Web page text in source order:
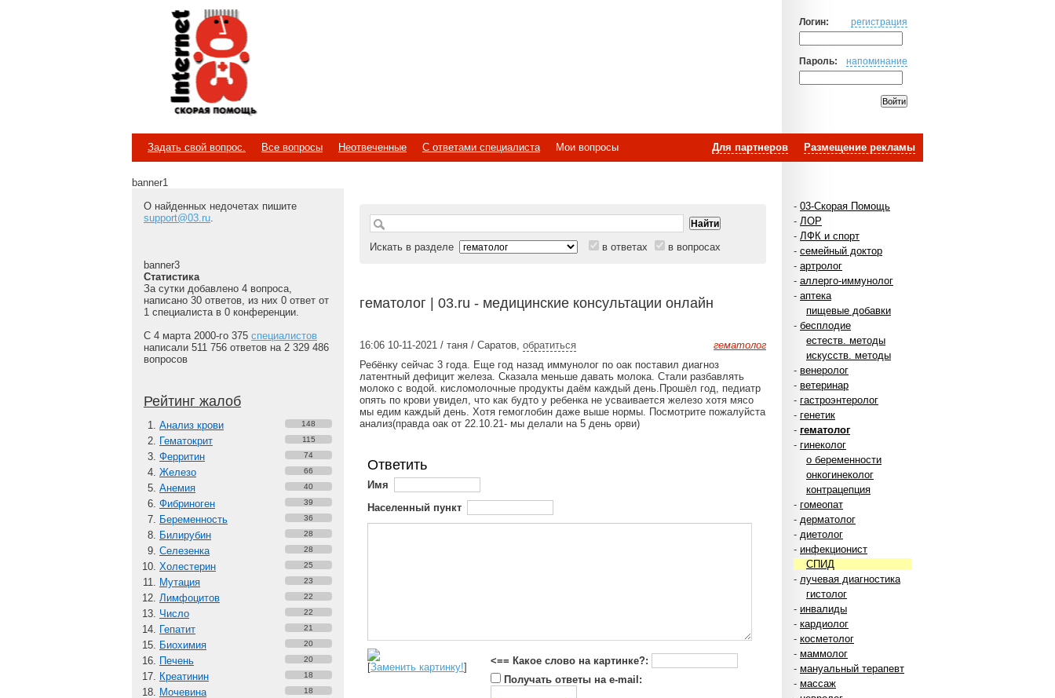
Логин: регистрация
Пароль: напоминание
Internet
Скорая помощь
Размещение рекламы
Для партнеров
Задать свой вопрос. Все вопросы Неотвеченные С ответами специалиста Мои вопросы
banner1
- 03-Скорая Помощь
- ЛОР
- ЛФК и спорт
- семейный доктор
- артролог
- аллерго-иммунолог
- аптека
пищевые добавки
- бесплодие
естеств. методы
искусств. методы
- венеролог
- ветеринар
- гастроэнтеролог
- генетик
- гематолог
- гинеколог
о беременности
онкогинеколог
контрацепция
- гомеопат
- дерматолог
- диетолог
- инфекционист
СПИД
- лучевая диагностика
гистолог
- инвалиды
- кардиолог
- косметолог
- маммолог
- мануальный терапевт
- массаж
О найденных недочетах пишите
support@03.ru.
banner3
Статистика
За сутки добавлено 4 вопроса,
написано 30 ответов, из них 0 ответ от
1 специалиста в 0 конференции.
С 4 марта 2000-го 375 специалистов
написали 511 756 ответов на 2 329 486
вопросов
Рейтинг жалоб
Анализ крови 148
Гематокрит 115
Ферритин 74
Железо 66
Анемия 40
Фибриноген 39
Беременность 36
Билирубин 28
Селезенка 28
Холестерин 25
Мутация 23
Лимфоцитов 22
Число 22
Гепатит 21
Биохимия 20
Печень 20
Креатинин 18
Мочевина 18
Искать в разделе в ответах в вопросах
гематолог | 03.ru - медицинские консультации онлайн
гематолог
16:06 10-11-2021 / таня / Саратов, обратиться
Ребёнку сейчас 3 года. Еще год назад иммунолог по оак поставил диагноз
латентный дефицит железа. Сказала меньше давать молока. Стали разбавлять
молоко с водой. кисломолочные продукты даём каждый день.Прошёл год, педиатр
опять по крови увидел, что как будто у ребенка не усваивается железо хотя мясо
мы едим каждый день. Хотя гемоглобин даже выше нормы. Посмотрите пожалуйста
анализ(правда оак от 22.10.21- мы делали на 5 день орви)
Ответить
Имя
Населенный пункт
[Заменить картинку!]
<== Какое слово на картинке?:
Получать ответы на e-mail: